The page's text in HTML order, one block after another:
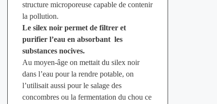
structure microporeuse capable de contenir
la pollution.
Le silex noir permet de filtrer et
purifier l’eau en absorbant les
substances nocives.
Au moyen-âge on mettait du silex noir
dans l’eau pour la rendre potable, on
l’utilisait aussi pour le salage des
concombres ou la fermentation du chou ce